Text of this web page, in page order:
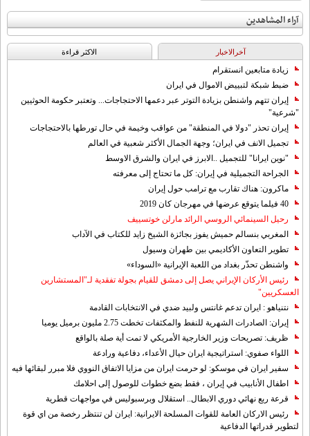
آراء المشاهدين
آخرالاخبار الاکثر قراءة
زيادة متابعين انستقرام
ضبط شبكة لتبييض الاموال في ايران
إيران تتهم واشنطن بزيادة التوتر عبر دعمها الاحتجاجات... وتعتبر حكومة الحوثيين
"شرعية"
إيران تحذر "دولا في المنطقة" من عواقب وخيمة في حال تورطها بالاحتجاجات
تجميل الانف في ايران؛ وجهة الجمال الأكثر شعبية في العالم
"نوين ايرانا" للتجميل ..الابرز في ايران والشرق الاوسط
الجراحة التجميلية في إيران: كل ما تحتاج إلى معرفته
ماكرون: هناك تقارب مع ترامب حول إيران
40 فيلما يتوقع عرضها في مهرجان كان 2019
رحيل السينمائي الروسي الرائد مارلن خوتسييف
المغربي بنسالم حميش يفوز بجائزة الشيخ زايد للكتاب في الآداب
تطوير التعاون الأكاديمي بين طهران وسيول
واشنطن تحذّر بغداد من اللعبة الإيرانية «السوداء»
رئيس الأركان الإيراني يصل إلى دمشق للقيام بجولة تفقدية لـ"المستشارين
العسكريين"
نتنياهو : ايران تدعم غانتس ولبيد ضدي في الانتخابات القادمة
إيران: الصادرات الشهریة للنفط والمكثفات تخطت 2.75 مليون برميل يوميا
ظريف: تصريحات وزير الخارجية الأمريكي لا تمت أية صلة بالواقع
اللواء صفوي: استراتيجية ايران حيال الأعداء، دفاعية ورادعة
سفير ايران في موسكو: لو حرمت ايران من مزايا الاتفاق النووي فلا مبرر لبقائها فيه
اطفال الأنابيب في إيران ، فقط بضع خطوات للوصول إلى احلامك
قرعة ربع نهائي دوري الابطال.. استقلال وبرسبوليس في مواجهات قطرية
رئيس الاركان العامة للقوات المسلحة الايرانية: ايران لن تنتظر رخصة من اي قوة
لتطوير قدراتها الدفاعية